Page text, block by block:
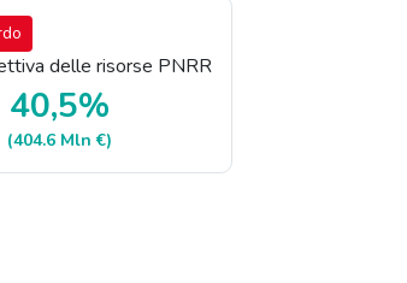
delle risorse PNRR
40,5%
(404.6 Mln €)